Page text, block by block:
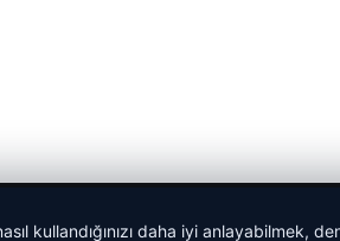
kullandığınızı daha iyi anlayabilmek,